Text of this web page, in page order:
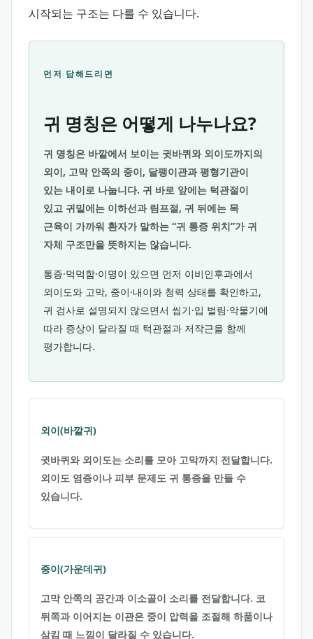
시작되는 구조는 다를 수 있습니다.
먼저 답해드리면
귀 명칭은 어떻게 나누나요?
귀 명칭은 바깥에서 보이는 귓바퀴와 외이도까지의
외이, 고막 안쪽의 중이, 달팽이관과 평형기관이
있는 내이로 나눕니다. 귀 바로 앞에는 턱관절이
있고 귀밑에는 이하선과 림프절, 귀 뒤에는 목
근육이 가까워 환자가 말하는 “귀 통증 위치”가 귀
자체 구조만을 뜻하지는 않습니다.
통증·먹먹함·이명이 있으면 먼저 이비인후과에서
외이도와 고막, 중이·내이와 청력 상태를 확인하고,
귀 검사로 설명되지 않으면서 씹기·입 벌림·악물기에
따라 증상이 달라질 때 턱관절과 저작근을 함께
평가합니다.
외이(바깥귀)
귓바퀴와 외이도는 소리를 모아 고막까지 전달합니다.
외이도 염증이나 피부 문제도 귀 통증을 만들 수
있습니다.
중이(가운데귀)
고막 안쪽의 공간과 이소골이 소리를 전달합니다. 코
뒤쪽과 이어지는 이관은 중이 압력을 조절해 하품이나
삼킴 때 느낌이 달라질 수 있습니다.